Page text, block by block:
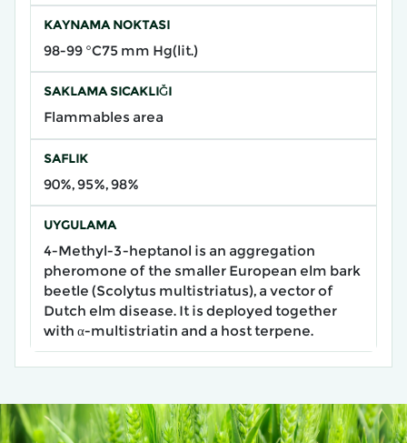
KAYNAMA NOKTASI
98-99 °C75 mm Hg(lit.)
SAKLAMA SICAKLIĞI
Flammables area
SAFLIK
90%, 95%, 98%
UYGULAMA
4-Methyl-3-heptanol is an aggregation
pheromone of the smaller European elm bark
beetle (Scolytus multistriatus), a vector of
Dutch elm disease. It is deployed together
with α-multistriatin and a host terpene.